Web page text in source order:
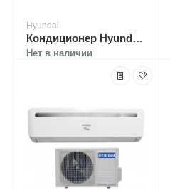
Hyundai
Кондиционер Hyundai H-AR2-18H-UI019
Нет в наличии